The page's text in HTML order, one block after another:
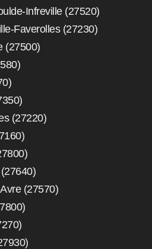
Infreville (27520)
Faverolles (27230)
(27500)
(27220)
(27570)